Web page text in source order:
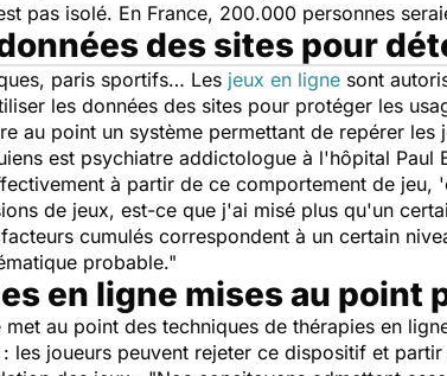
pas isolé. En France, 200.000 personnes
des sites pour
paris sportifs… Les jeux en ligne sont
les données des sites pour protéger les
au point un système permettant de repérer les
est psychiatre addictologue à l'hôpital Paul
à partir de ce comportement de
de jeux, est-ce que j'ai misé plus qu'un
cumulés correspondent à un certain
probable."
en ligne mises au point
au point des techniques de thérapies en
les joueurs peuvent rejeter ce dispositif et